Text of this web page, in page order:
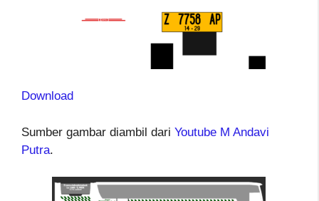
Download
Sumber gambar diambil dari Youtube M Andavi
Putra.